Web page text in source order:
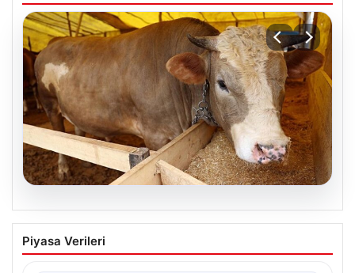
05.08.2026
2026 Yılında Kurbanlık Fiyatları: İl İl
Güncel Fiyatlar ve Piyasa Analizi
Piyasa Verileri